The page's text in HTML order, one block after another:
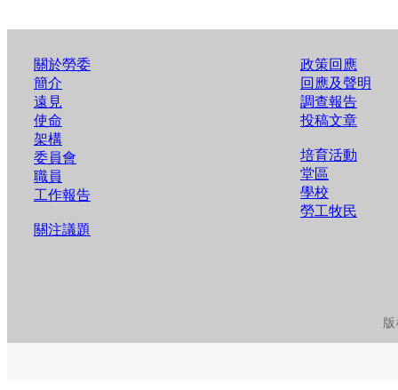
關於勞委
簡介
遠見
使命
架構
委員會
職員
工作報告
關注議題
政策回應
回應及聲明
調查報告
投稿文章
培育活動
堂區
學校
勞工牧民